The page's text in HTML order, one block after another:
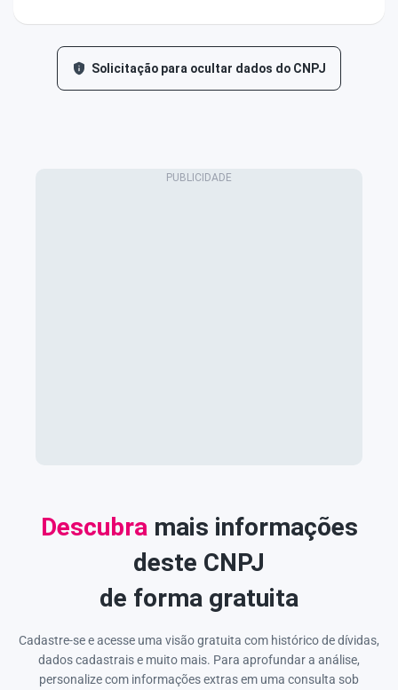
Solicitação para ocultar dados do CNPJ
Descubra mais informações
deste CNPJ
de forma gratuita
Cadastre-se e acesse uma visão gratuita com histórico de dívidas,
dados cadastrais e muito mais. Para aprofundar a análise,
personalize com informações extras em uma consulta sob